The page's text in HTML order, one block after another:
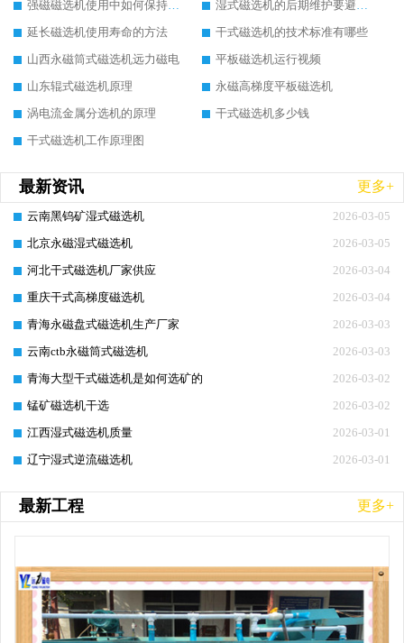
强磁磁选机使用中如何保持其顺畅运行
湿式磁选机的后期维护要避开哪些坑
延长磁选机使用寿命的方法
干式磁选机的技术标准有哪些
山西永磁筒式磁选机远力磁电
平板磁选机运行视频
山东辊式磁选机原理
永磁高梯度平板磁选机
涡电流金属分选机的原理
干式磁选机多少钱
干式磁选机工作原理图
最新资讯 更多+
2026-03-05
云南黑钨矿湿式磁选机
2026-03-05
北京永磁湿式磁选机
2026-03-04
河北干式磁选机厂家供应
2026-03-04
重庆干式高梯度磁选机
2026-03-03
青海永磁盘式磁选机生产厂家
2026-03-03
云南ctb永磁筒式磁选机
2026-03-02
青海大型干式磁选机是如何选矿的
2026-03-02
锰矿磁选机干选
2026-03-01
江西湿式磁选机质量
2026-03-01
辽宁湿式逆流磁选机
最新工程 更多+